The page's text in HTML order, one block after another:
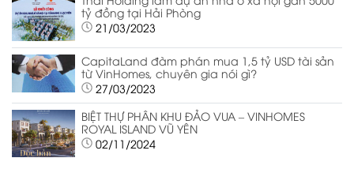
tỷ đồng tại Hải Phòng
21/03/2023
CapitaLand đàm phán mua 1,5 tỷ USD tài sản
từ VinHomes, chuyên gia nói gì?
27/03/2023
BIỆT THỰ PHÂN KHU ĐẢO VUA – VINHOMES
ROYAL ISLAND VŨ YÊN
02/11/2024